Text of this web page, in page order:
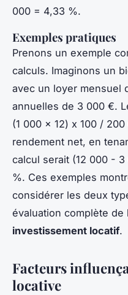
000 = 4,33 %.
Exemples pratiques
Prenons un exemple
calculs. Imaginons un
avec un loyer mensuel
annuelles de 3 000 €.
(1 000 x 12) x 100 /
rendement net, en
calcul serait (12 000 -
%. Ces exemples
considérer les deux
évaluation complète de
investissement locatif.
Facteurs
locative